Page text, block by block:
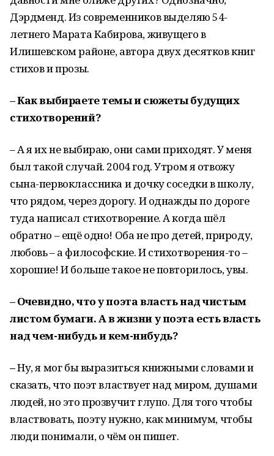
Дэрдменд. Из современников выделяю 54-
летнего Марата Кабирова, живущего в
Илишевском районе, автора двух десятков книг
стихов и прозы.
– Как выбираете темы и сюжеты будущих
стихотворений?
– А я их не выбираю, они сами приходят. У меня
был такой случай. 2004 год. Утром я отвожу
сына-первоклассника и дочку соседки в школу,
что рядом, через дорогу. И однажды по дороге
туда написал стихотворение. А когда шёл
обратно – ещё одно! Оба не про детей, природу,
любовь – а философские. И стихотворения-то –
хорошие! И больше такое не повторилось, увы.
– Очевидно, что у поэта власть над чистым
листом бумаги. А в жизни у поэта есть власть
над чем-нибудь и кем-нибудь?
–Ну, я мог бы выразиться книжными словами и
сказать, что поэт властвует над миром, душами
людей, но это прозвучит глупо. Для того чтобы
властвовать, поэту нужно, как минимум, чтобы
люди понимали, о чём он пишет.